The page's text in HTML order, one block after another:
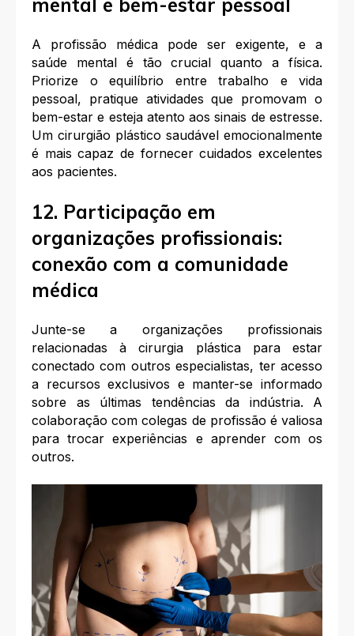
mental e bem-estar pessoal
A profissão médica pode ser exigente, e a
saúde mental é tão crucial quanto a física.
Priorize o equilíbrio entre trabalho e vida
pessoal, pratique atividades que promovam o
bem-estar e esteja atento aos sinais de estresse.
Um cirurgião plástico saudável emocionalmente
é mais capaz de fornecer cuidados excelentes
aos pacientes.
12. Participação em
organizações profissionais:
conexão com a comunidade
médica
Junte-se a organizações profissionais
relacionadas à cirurgia plástica para estar
conectado com outros especialistas, ter acesso
a recursos exclusivos e manter-se informado
sobre as últimas tendências da indústria. A
colaboração com colegas de profissão é valiosa
para trocar experiências e aprender com os
outros.